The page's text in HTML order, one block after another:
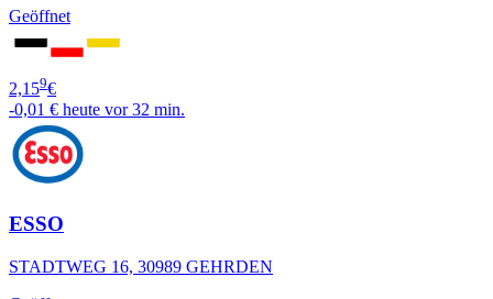
Geöffnet
2,159€
-0,01 € heute vor 32 min.
ESSO
STADTWEG 16, 30989 GEHRDEN